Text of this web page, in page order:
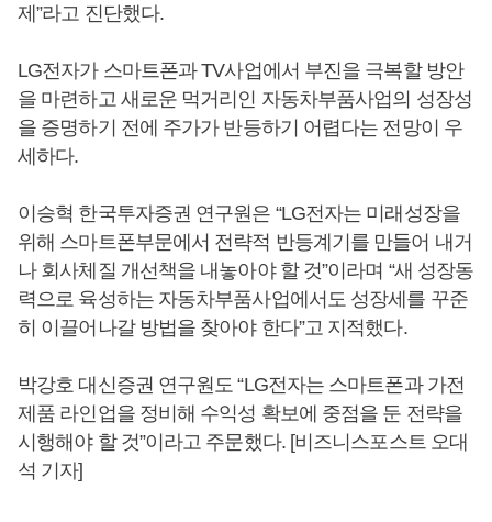
제”라고 진단했다.
LG전자가 스마트폰과 TV사업에서 부진을 극복할 방안
을 마련하고 새로운 먹거리인 자동차부품사업의 성장성
을 증명하기 전에 주가가 반등하기 어렵다는 전망이 우
세하다.
이승혁 한국투자증권 연구원은 “LG전자는 미래성장을
위해 스마트폰부문에서 전략적 반등계기를 만들어 내거
나 회사체질 개선책을 내놓아야 할 것”이라며 “새 성장동
력으로 육성하는 자동차부품사업에서도 성장세를 꾸준
히 이끌어나갈 방법을 찾아야 한다”고 지적했다.
박강호 대신증권 연구원도 “LG전자는 스마트폰과 가전
제품 라인업을 정비해 수익성 확보에 중점을 둔 전략을
시행해야 할 것”이라고 주문했다. [비즈니스포스트 오대
석 기자]